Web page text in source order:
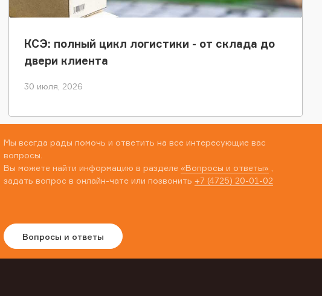
КСЭ: полный цикл логистики - от склада до
двери клиента
30 июля, 2026
Мы всегда рады помочь и ответить на все интересующие вас
вопросы.
Вы можете найти информацию в разделе «Вопросы и ответы»
задать вопрос в онлайн-чате или позвонить +7 (4725) 20-01-02
Вопросы и ответы